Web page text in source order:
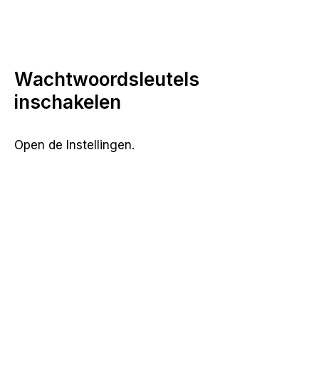
Wachtwoordsleutels
inschakelen
Open de Instellingen.